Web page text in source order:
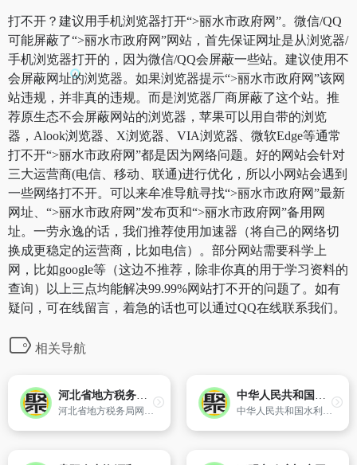
打不开？建议用手机浏览器打开“>丽水市政府网”。微信/QQ
可能屏蔽了“>丽水市政府网”网站，首先保证网址是从浏览器/
手机浏览器打开的，因为微信/QQ会屏蔽一些站。建议使用不
会屏蔽网址的浏览器。如果浏览器提示“>丽水市政府网”该网
站违规，并非真的违规。而是浏览器厂商屏蔽了这个站。推
荐原生态不会屏蔽网站的浏览器，苹果可以用自带的浏览
器，Alook浏览器、X浏览器、VIA浏览器、微软Edge等通常
打不开“>丽水市政府网”都是因为网络问题。好的网站会针对
三大运营商(电信、移动、联通)进行优化，所以小网站会遇到
一些网络打不开。可以来牟准导航寻找“>丽水市政府网”最新
网址、“>丽水市政府网”发布页和“>丽水市政府网”备用网
址。一劳永逸的话，我们推荐使用加速器（将自己的网络切
换成更稳定的运营商，比如电信）。部分网站需要科学上
网，比如google等（这边不推荐，除非你真的用于学习资料的
查询）以上三点均能解决99.99%网站打不开的问题了。如有
疑问，可在线留言，着急的话也可以通过QQ在线联系我们。
相关导航
河北省地方税务局网上办税中心
河北省地方税务局网上办税中心
中华人民共和国水利部
中华人民共和国水利部官方网站